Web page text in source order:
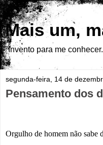
Mais um,
"Invento para me
segunda-feira, 14 de
Pensamento dos
Orgulho de homem não sabe